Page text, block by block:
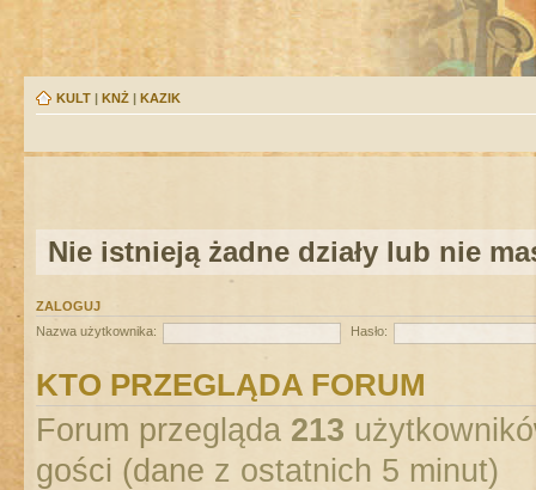
KULT | KNŻ | KAZIK
Nie istnieją żadne działy lub nie
ZALOGUJ
Nazwa użytkownika:
Hasło:
KTO PRZEGLĄDA FORUM
Forum przegląda 213
gości (dane z ostatnich 5 minut)